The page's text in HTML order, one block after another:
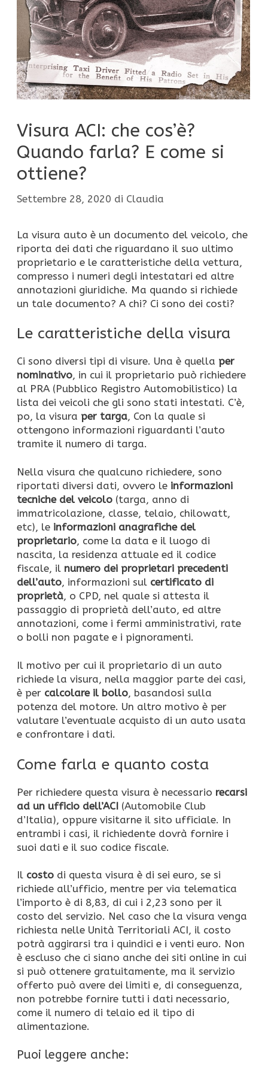
Visura ACI: che cos’è?
Quando farla? E come si
ottiene?
Settembre 28, 2020 di Claudia
La visura auto è un documento del veicolo, che
riporta dei dati che riguardano il suo ultimo
proprietario e le caratteristiche della vettura,
compresso i numeri degli intestatari ed altre
annotazioni giuridiche. Ma quando si richiede
un tale documento? A chi? Ci sono dei costi?
Le caratteristiche della visura
Ci sono diversi tipi di visure. Una è quella per
nominativo, in cui il proprietario può richiedere
al PRA (Pubblico Registro Automobilistico) la
lista dei veicoli che gli sono stati intestati. C’è,
po, la visura per targa, Con la quale si
ottengono informazioni riguardanti l’auto
tramite il numero di targa.
Nella visura che qualcuno richiedere, sono
riportati diversi dati, ovvero le informazioni
tecniche del veicolo (targa, anno di
immatricolazione, classe, telaio, chilowatt,
etc), le informazioni anagrafiche del
proprietario, come la data e il luogo di
nascita, la residenza attuale ed il codice
fiscale, il numero dei proprietari precedenti
dell’auto, informazioni sul certificato di
proprietà, o CPD, nel quale si attesta il
passaggio di proprietà dell’auto, ed altre
annotazioni, come i fermi amministrativi, rate
o bolli non pagate e i pignoramenti.
Il motivo per cui il proprietario di un auto
richiede la visura, nella maggior parte dei casi,
è per calcolare il bollo, basandosi sulla
potenza del motore. Un altro motivo è per
valutare l’eventuale acquisto di un auto usata
e confrontare i dati.
Come farla e quanto costa
Per richiedere questa visura è necessario recarsi
ad un ufficio dell’ACI (Automobile Club
d’Italia), oppure visitarne il sito ufficiale. In
entrambi i casi, il richiedente dovrà fornire i
suoi dati e il suo codice fiscale.
Il costo di questa visura è di sei euro, se si
richiede all’ufficio, mentre per via telematica
l’importo è di 8,83, di cui i 2,23 sono per il
costo del servizio. Nel caso che la visura venga
richiesta nelle Unità Territoriali ACI, il costo
potrà aggirarsi tra i quindici e i venti euro. Non
è escluso che ci siano anche dei siti online in cui
si può ottenere gratuitamente, ma il servizio
offerto può avere dei limiti e, di conseguenza,
non potrebbe fornire tutti i dati necessario,
come il numero di telaio ed il tipo di
alimentazione.
Puoi leggere anche: